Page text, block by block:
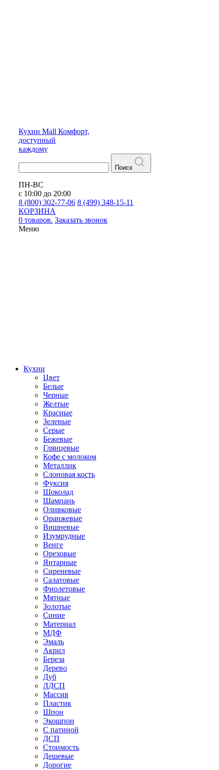
Кухни Mall Комфорт,
доступный
каждому
Поиск
ПН-ВС
с 10:00 до 20:00
8 (800) 302-77-06 8 (499) 348-15-11
КОРЗИНА
0 товаров. Заказать звонок
Меню
Кухни
Цвет
Белые
Черные
Желтые
Красные
Зеленые
Серые
Бежевые
Глянцевые
Кофе с молоком
Металлик
Слоновая кость
Фуксия
Шоколад
Шампань
Оливковые
Оранжевые
Вишневые
Изумрудные
Венге
Ореховые
Янтарные
Сиреневые
Салатовые
Фиолетовые
Мятные
Золотые
Синие
Материал
МДФ
Эмаль
Акрил
Береза
Дерево
Дуб
ЛДСП
Массив
Пластик
Шпон
Экошпон
С патиной
ДСП
Стоимость
Дешевые
Дорогие